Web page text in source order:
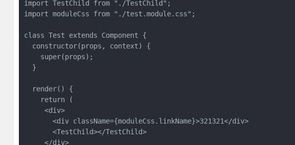
import TestChild from "./TestChild";
import moduleCss from "./test.module.css";
class Test extends Component {
  constructor(props, context) {
    super(props);
  }
  render() {
    return (
     <div>
       <div className={moduleCss.linkName}>321321</div>
       <TestChild></TestChild>
     </div>